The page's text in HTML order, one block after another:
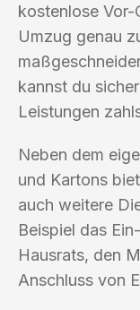
kostenlose
Umzug genau
kannst du
Leistungen
Neben dem
und Kartons
auch weitere
Beispiel das
Hausrats, den
Anschluss von